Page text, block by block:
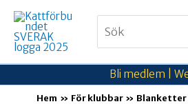
Hoppa
innehåll
for:
Bli medlem |
Hem För klubbar Blanketter